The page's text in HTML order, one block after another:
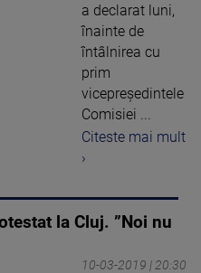
a declarat luni,
înainte de
întâlnirea cu
prim
vicepreședintele
Comisiei ...
Citeste mai mult
›
la Cluj. ”Noi nu
10-03-2019 | 20:30